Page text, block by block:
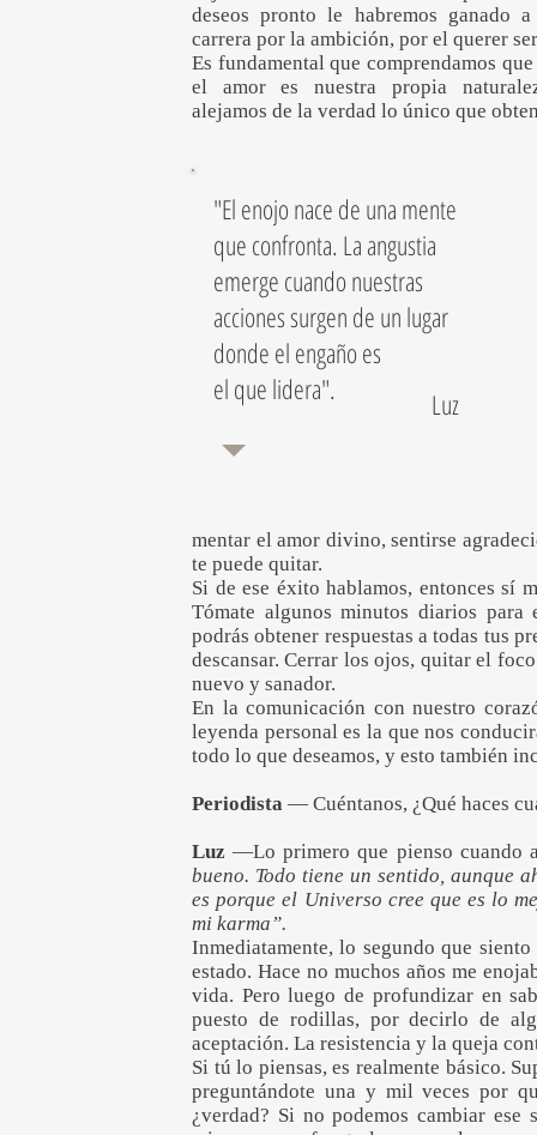
deseos pronto le habremos ganado
carrera por la ambición, por el querer
Es fundamental que comprendamos
el amor es nuestra propia
alejamos de la verdad lo único que
"El enojo nace de una mente
que confronta. La angustia
emerge cuando nuestras
acciones surgen de un lugar
donde el engaño es
el que lidera".
Luz
mentar el amor divino, sentirse
te puede quitar.
Si de ese éxito hablamos, entonces sí
Tómate algunos minutos diarios
podrás obtener respuestas a todas tus
descansar. Cerrar los ojos, quitar el
nuevo y sanador.
En la comunicación con nuestro
leyenda personal es la que nos
todo lo que deseamos, y esto también
Periodista — Cuéntanos, ¿Qué haces
Luz—Lo primero que pienso cuando
bueno. Todo tiene un sentido, aunque
es porque el Universo cree que es lo
mi karma”.
Inmediatamente, lo segundo que
estado. Hace no muchos años me
vida. Pero luego de profundizar en
puesto de rodillas, por decirlo de
aceptación. La resistencia y la queja
Si tú lo piensas, es realmente básico.
preguntándote una y mil veces por
¿verdad? Si no podemos cambiar